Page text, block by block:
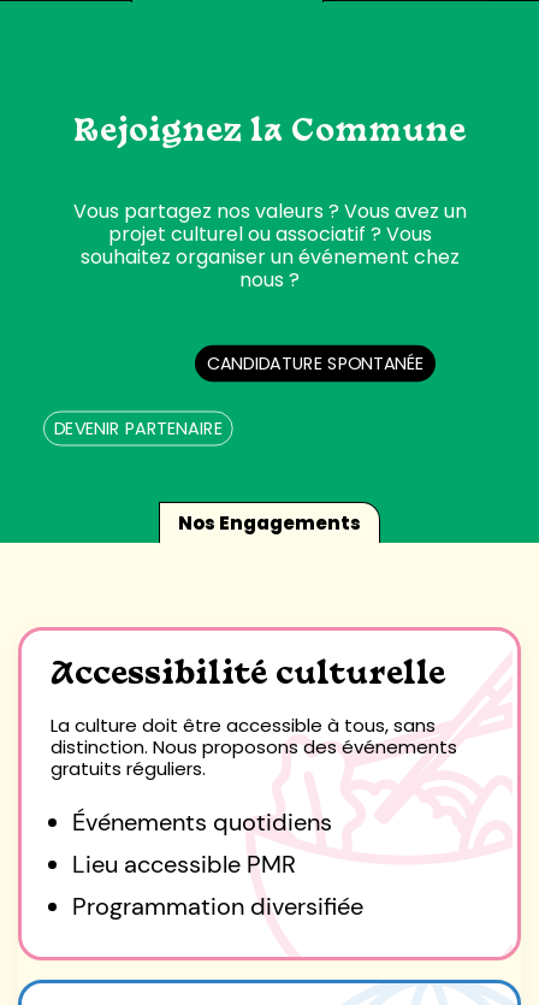
Rejoignez la Commune
Vous partagez nos valeurs ? Vous avez un
projet culturel ou associatif ? Vous
souhaitez organiser un événement chez
nous ?
CANDIDATURE SPONTANÉE
DEVENIR PARTENAIRE
Nos Engagements
Accessibilité culturelle
La culture doit être accessible à tous, sans
distinction. Nous proposons des événements
gratuits réguliers.
Événements quotidiens
Lieu accessible PMR
Programmation diversifiée